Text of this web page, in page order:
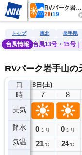
RVパーク岩手山
28/19
雨雲レーダー 台風情報
トップ 東北 岩手県
台風情報
台風13号・15号
RVパーク岩手山の
日
時
天気
降水
気温
8日(土)
6
0ミリ
19℃
7
0 ミリ
21℃
8
0 ミリ
24℃